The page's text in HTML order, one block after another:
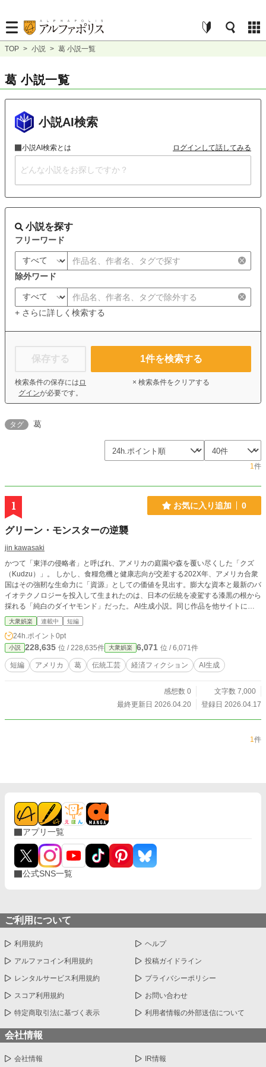
TOP > 小説 > 葛 小説一覧
葛 小説一覧
小説AI検索
小説AI検索とは ログインして話してみる
小説を探す
フリーワード
除外ワード
+ さらに詳しく検索する
保存する
検索条件の保存には ロ
グインが必要です。
1件を検索する
× 検索条件をクリアする
タグ 葛
1件
1 お気に入り追加 0
グリーン・モンスターの逆襲
jin kawasaki
かつて「東洋の侵略者」と呼ばれ、アメリカの庭園や森を覆い尽くした「クズ
（Kudzu）」。 しかし、食糧危機と健康志向が交差する202X年、アメリカ合衆
国はその強靭な生命力に「資源」としての価値を見出す。膨大な資本と最新のバ
イオテクノロジーを投入して生まれたのは、日本の伝統を凌駕する漆黒の根から
採れる「純白のダイヤモンド」だった。 AI生成小説。同じ作品を他サイトに掲
載しています。
大衆娯楽 連載中 短編
24h.ポイント 0pt
小説 228,635 位 / 228,635件 大衆娯楽 6,071 位 / 6,071件
短編 アメリカ 葛 伝統工芸 経済フィクション AI生成
感想数 0
文字数 7,000
最終更新日 2026.04.20
登録日 2026.04.17
1件
アプリ一覧
公式SNS一覧
ご利用について
利用規約 ヘルプ
アルファコイン利用規約 投稿ガイドライン
レンタルサービス利用規約 プライバシーポリシー
スコア利用規約 お問い合わせ
特定商取引法に基づく表示 利用者情報の外部送信について
会社情報
会社情報 IR情報